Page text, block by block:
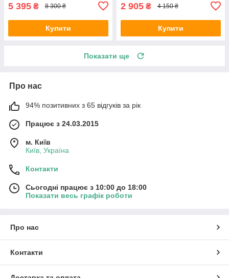
5 395 ₴ 8 300 ₴
Купити
2 905 ₴ 4 150 ₴
Купити
Показати ще
Про нас
94% позитивних з 65 відгуків за рік
Працює з 24.03.2015
м. Київ
Київ, Україна
Контакти
Сьогодні працює з 10:00 до 18:00
Показати весь графік роботи
Про нас
Контакти